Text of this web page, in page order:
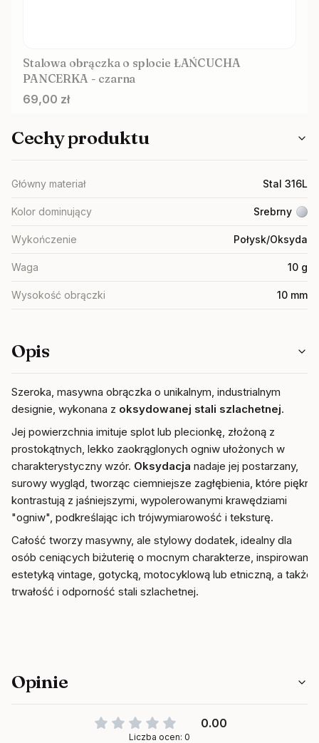
Stalowa obrączka o splocie ŁAŃCUCHA
PANCERKA - czarna
Cena
69,00 zł
Cechy produktu
Główny materiał Stal 316L
Kolor dominujący Srebrny
Wykończenie Połysk/Oksyda
Waga 10 g
Wysokość obrączki 10 mm
Opis
Szeroka, masywna obrączka o unikalnym, industrialnym
designie, wykonana z oksydowanej stali szlachetnej.
Jej powierzchnia imituje splot lub plecionkę, złożoną z
prostokątnych, lekko zaokrąglonych ogniw ułożonych w
charakterystyczny wzór. Oksydacja nadaje jej postarzany,
surowy wygląd, tworząc ciemniejsze zagłębienia, które pięknie
kontrastują z jaśniejszymi, wypolerowanymi krawędziami
"ogniw", podkreślając ich trójwymiarowość i teksturę.
Całość tworzy masywny, ale stylowy dodatek, idealny dla
osób ceniących biżuterię o mocnym charakterze, inspirowaną
estetyką vintage, gotycką, motocyklową lub etniczną, a także
trwałość i odporność stali szlachetnej.
Opinie
0.00
Liczba ocen: 0